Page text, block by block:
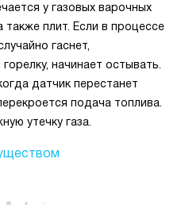
у газовых варочных
плит. Если в процессе
гаснет,
начинает остывать.
датчик перестанет
подача топлива.
утечку газа.